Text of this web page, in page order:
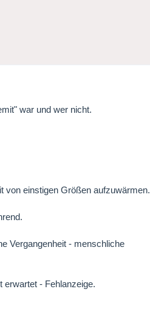
war und wer nicht.
von einstigen Größen aufzuwärmen.
Vergangenheit - menschliche
- Fehlanzeige.